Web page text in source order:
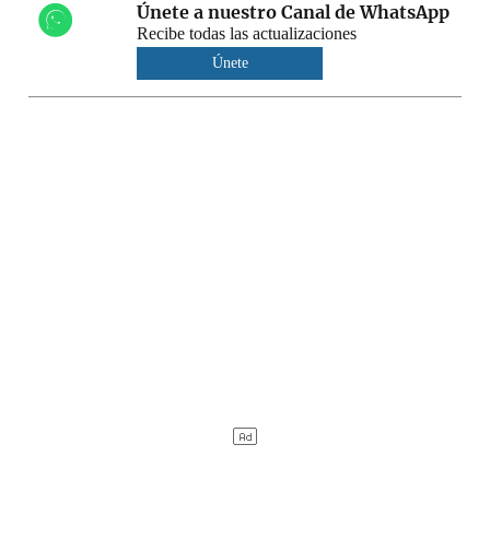
Únete a nuestro Canal de WhatsApp
Recibe todas las actualizaciones
Únete